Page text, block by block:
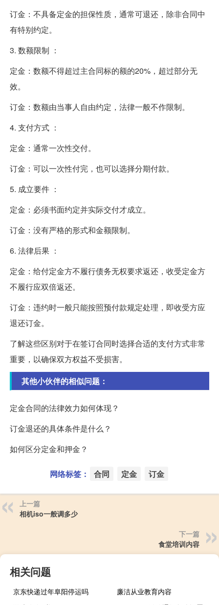
订金：不具备定金的担保性质，通常可退还，除非合同中
有特别约定。
3. 数额限制 ：
定金：数额不得超过主合同标的额的20%，超过部分无
效。
订金：数额由当事人自由约定，法律一般不作限制。
4. 支付方式 ：
定金：通常一次性交付。
订金：可以一次性付完，也可以选择分期付款。
5. 成立要件 ：
定金：必须书面约定并实际交付才成立。
订金：没有严格的形式和金额限制。
6. 法律后果 ：
定金：给付定金方不履行债务无权要求返还，收受定金方
不履行应双倍返还。
订金：违约时一般只能按照预付款规定处理，即收受方应
退还订金。
了解这些区别对于在签订合同时选择合适的支付方式非常
重要，以确保双方权益不受损害。
其他小伙伴的相似问题：
定金合同的法律效力如何体现？
订金退还的具体条件是什么？
如何区分定金和押金？
网络标签： 合同 定金 订金
上一篇
相机iso一般调多少
下一篇
食堂培训内容
相关问题
京东快递过年阜阳停运吗
廉洁从业教育内容